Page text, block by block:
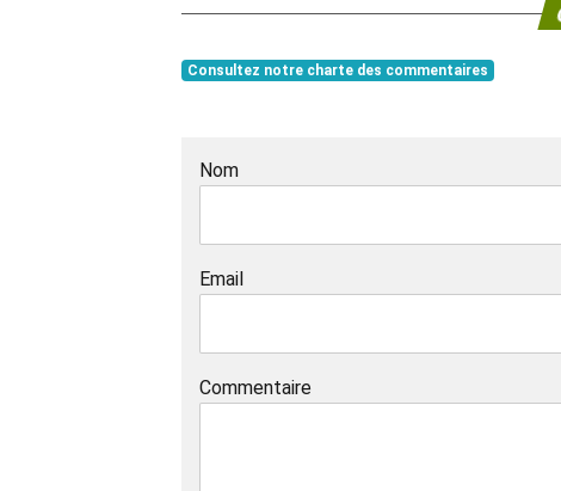
Consultez notre charte des commentaires
Nom
Email
Commentaire